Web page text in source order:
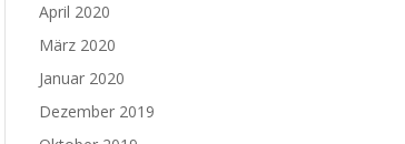
April 2020
März 2020
Januar 2020
Dezember 2019